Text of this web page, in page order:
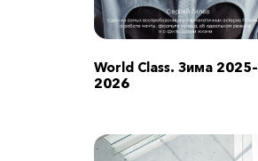
World Class. Зима 2025–
2026